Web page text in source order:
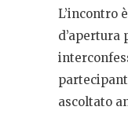
L’incontro
d’apertura
ascoltato